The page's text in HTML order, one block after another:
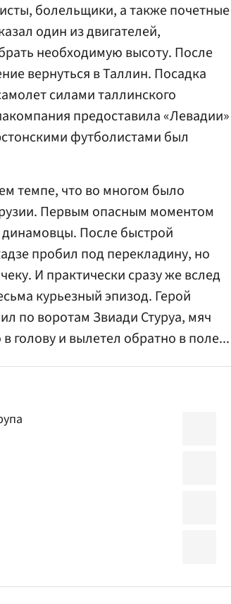
болельщики, а также почетные
один из двигателей,
необходимую высоту. После
вернуться в Таллин. Посадка
силами таллинского
предоставила «Левадии»
футболистами был
темпе, что во многом было
Первым опасным моментом
динамовцы. После быстрой
пробил под перекладину, но
И практически сразу же вслед
курьезный эпизод. Герой
по воротам Звиади Стуруа, мяч
голову и вылетел обратно в поле...